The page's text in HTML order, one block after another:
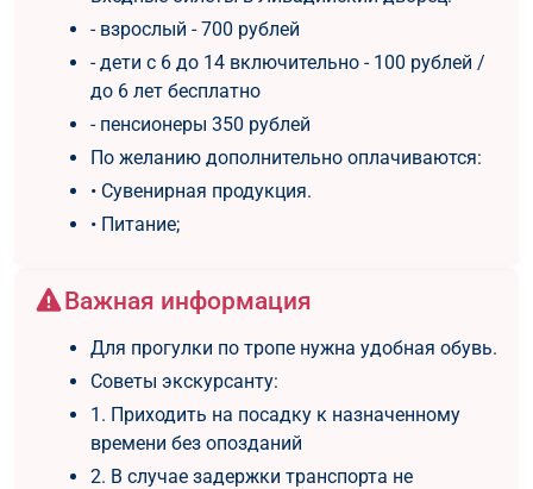
- взрослый - 700 рублей
- дети с 6 до 14 включительно - 100 рублей /
до 6 лет бесплатно
- пенсионеры 350 рублей
По желанию дополнительно оплачиваются:
• Сувенирная продукция.
• Питание;
Важная информация
Для прогулки по тропе нужна удобная обувь.
Советы экскурсанту:
1. Приходить на посадку к назначенному
времени без опозданий
2. В случае задержки транспорта не